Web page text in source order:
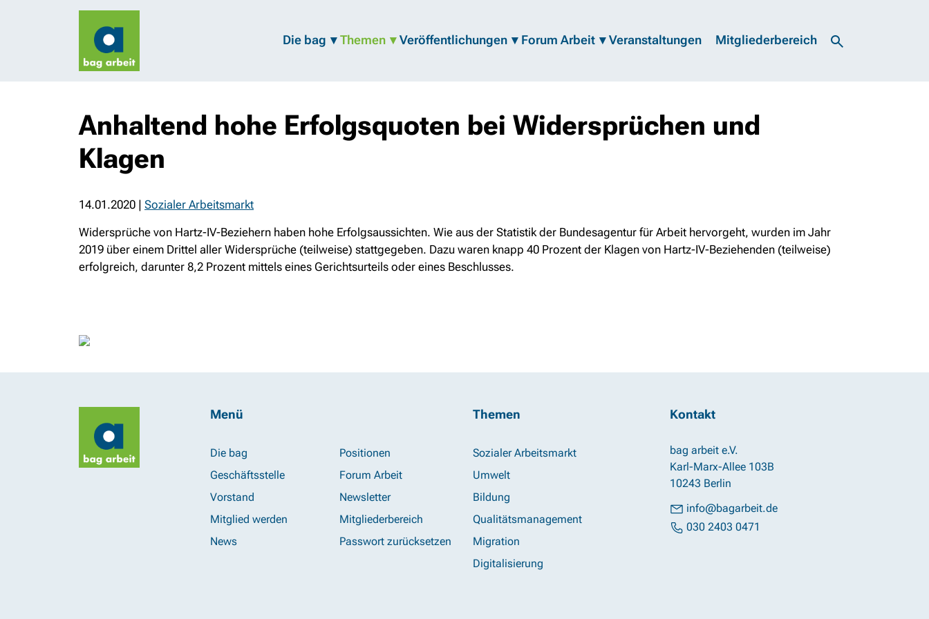
Die bag Themen Veröffentlichungen Forum Arbeit Veranstaltungen Mitgliederbereich
Anhaltend hohe Erfolgsquoten bei Widersprüchen und
Klagen
14.01.2020 | Sozialer Arbeitsmarkt
Widersprüche von Hartz-IV-Beziehern haben hohe Erfolgsaussichten. Wie aus der Statistik der Bundesagentur für Arbeit hervorgeht, wurden im Jahr
2019 über einem Drittel aller Widersprüche (teilweise) stattgegeben. Dazu waren knapp 40 Prozent der Klagen von Hartz-IV-Beziehenden (teilweise)
erfolgreich, darunter 8,2 Prozent mittels eines Gerichtsurteils oder eines Beschlusses.
Menü
Die bag
Geschäftsstelle
Vorstand
Mitglied werden
News
Positionen
Forum Arbeit
Newsletter
Mitgliederbereich
Passwort zurücksetzen
Themen
Sozialer Arbeitsmarkt
Umwelt
Bildung
Qualitätsmanagement
Migration
Digitalisierung
Kontakt
bag arbeit e.V.
Karl-Marx-Allee 103B
10243 Berlin
info@bagarbeit.de
030 2403 0471